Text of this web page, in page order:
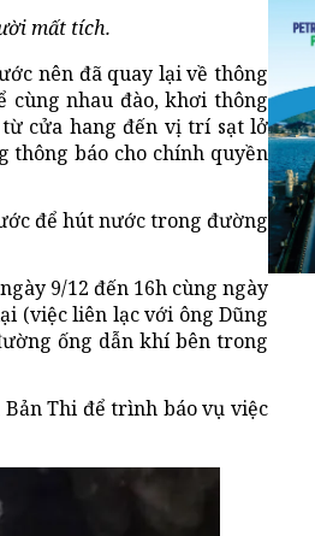
mất tích.
nên đã quay lại về thông
cùng nhau đào, khơi thông
cửa hang đến vị trí sạt lở
thông báo cho chính quyền
để hút nước trong đường
9/12 đến 16h cùng ngày
(việc liên lạc với ông Dũng
ống dẫn khí bên trong
Thi để trình báo vụ việc